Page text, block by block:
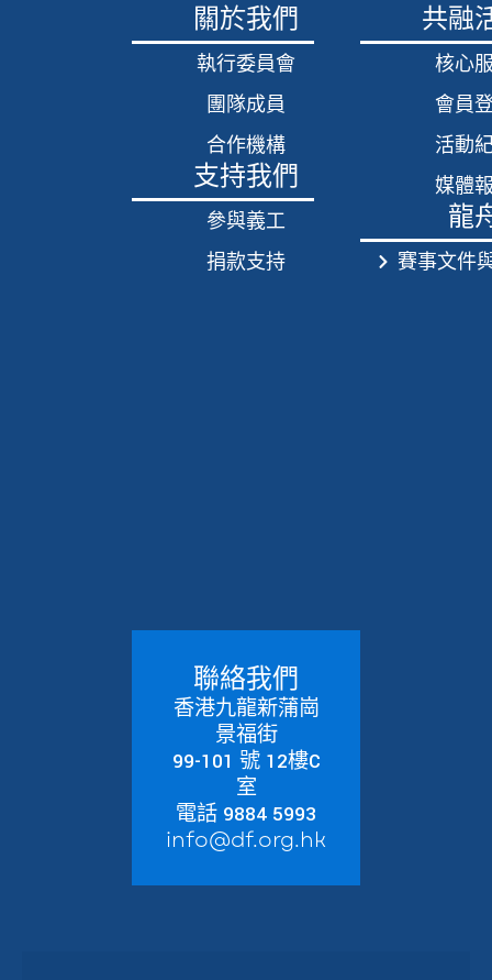
關於我們
執行委員會
團隊成員
合作機構
支持我們
參與義工
捐款支持
共融
核心
會員
活動
媒體
龍
賽事文件
聯絡我們
香港九龍新蒲崗
景福街
99-101 號 12樓C
室
電話 9884 5993
info@df.org.hk